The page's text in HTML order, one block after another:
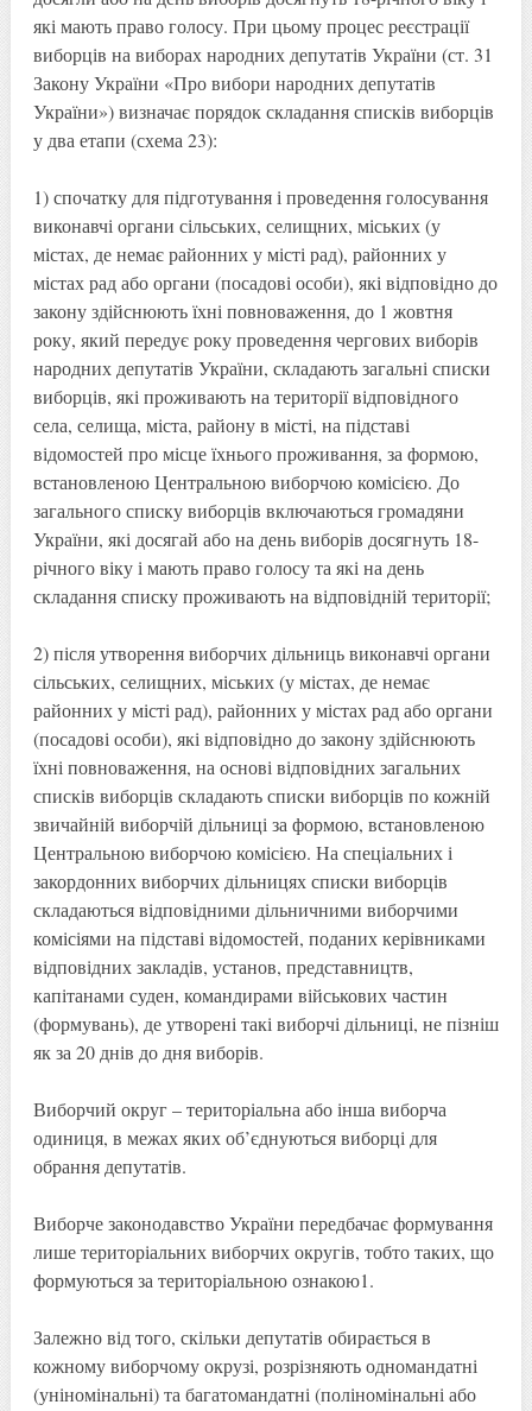
які мають право голосу. При цьому процес реєстрації
виборців на виборах народних депутатів України (ст. 31
Закону України «Про вибори народних депутатів
України») визначає порядок складання списків виборців
у два етапи (схема 23):
1) спочатку для підготування і проведення голосування
виконавчі органи сільських, селищних, міських (у
містах, де немає районних у місті рад), районних у
містах рад або органи (посадові особи), які відповідно до
закону здійснюють їхні повноваження, до 1 жовтня
року, який передує року проведення чергових виборів
народних депутатів України, складають загальні списки
виборців, які проживають на території відповідного
села, селища, міста, району в місті, на підставі
відомостей про місце їхнього проживання, за формою,
встановленою Центральною виборчою комісією. До
загального списку виборців включаються громадяни
України, які досягай або на день виборів досягнуть 18-
річного віку і мають право голосу та які на день
складання списку проживають на відповідній території;
2) після утворення виборчих дільниць виконавчі органи
сільських, селищних, міських (у містах, де немає
районних у місті рад), районних у містах рад або органи
(посадові особи), які відповідно до закону здійснюють
їхні повноваження, на основі відповідних загальних
списків виборців складають списки виборців по кожній
звичайній виборчій дільниці за формою, встановленою
Центральною виборчою комісією. На спеціальних і
закордонних виборчих дільницях списки виборців
складаються відповідними дільничними виборчими
комісіями на підставі відомостей, поданих керівниками
відповідних закладів, установ, представництв,
капітанами суден, командирами військових частин
(формувань), де утворені такі виборчі дільниці, не пізніш
як за 20 днів до дня виборів.
Виборчий округ – територіальна або інша виборча
одиниця, в межах яких об’єднуються виборці для
обрання депутатів.
Виборче законодавство України передбачає формування
лише територіальних виборчих округів, тобто таких, що
формуються за територіальною ознакою1.
Залежно від того, скільки депутатів обирається в
кожному виборчому окрузі, розрізняють одномандатні
(уніномінальні) та багатомандатні (поліномінальні або